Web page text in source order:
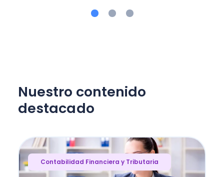
Nuestro contenido
destacado
Contabilidad Financiera y Tributaria